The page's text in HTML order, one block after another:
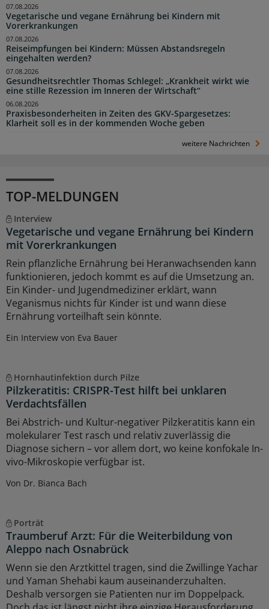
Vegetarische und vegane Ernährung bei Kindern mit
Vorerkrankungen
07.08.2026
Reiseimpfungen bei Kindern: Müssen Abstandsregeln
eingehalten werden?
07.08.2026
Gesundheitsrechtler Thomas Schlegel: „Krankheit wirkt wie
eine stille Rezession im Inneren der Wirtschaft“
07.08.2026
Praxisbesonderheiten in Zeiten des GKV-Spargesetzes:
Klarheit soll es in der kommenden Woche geben
06.08.2026
weitere Nachrichten
TOP-MELDUNGEN
Interview
Vegetarische und vegane Ernährung bei Kindern
mit Vorerkrankungen
Rein pflanzliche Ernährung bei Heranwachsenden kann
funktionieren, jedoch kommt es auf die Umsetzung an.
Ein Kinder- und Jugendmediziner erklärt, wann
Veganismus nichts für Kinder ist und wann diese
Ernährung vorteilhaft sein könnte.
Ein Interview von Eva Bauer
Hornhautinfektion durch Pilze
Pilzkeratitis: CRISPR-Test hilft bei unklaren
Verdachtsfällen
Bei Abstrich- und Kultur-negativer Pilzkeratitis kann ein
molekularer Test rasch und relativ zuverlässig die
Diagnose sichern – vor allem dort, wo keine konfokale In-
vivo-Mikroskopie verfügbar ist.
Von Dr. Bianca Bach
Porträt
Traumberuf Arzt: Für die Weiterbildung von
Aleppo nach Osnabrück
Wenn sie den Arztkittel tragen, sind die Zwillinge Yachar
und Yaman Shehabi kaum auseinanderzuhalten.
Deshalb versorgen sie Patienten nur im Doppelpack.